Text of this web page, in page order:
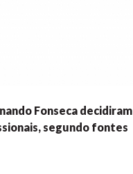
Fonseca decidiram
segundo fontes